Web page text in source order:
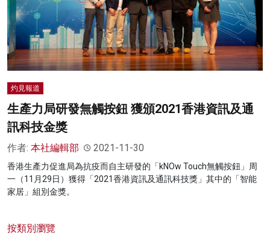
灼見報道
生產力局研發無觸按鈕 獲頒2021香港資訊及通
訊科技金獎
作者: 本社編輯部 2021-11-30
香港生產力促進局為抗疫而自主研發的「kNOw Touch無觸按鈕」周
一（11月29日）獲得「2021香港資訊及通訊科技獎」其中的「智能
家居」組別金獎。
按類別瀏覽